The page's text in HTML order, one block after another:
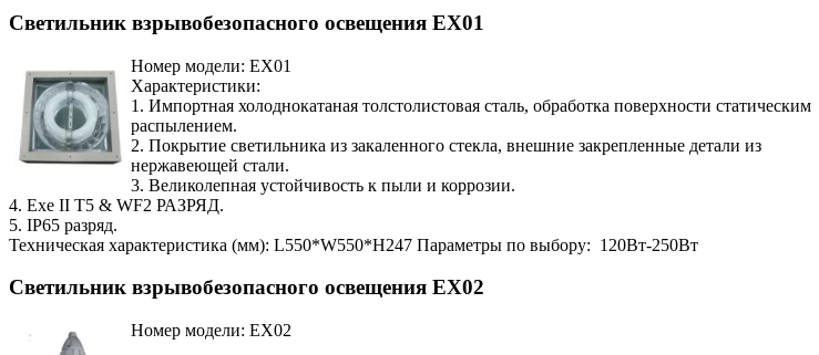
Светильник взрывобезопасного освещения EX01
Номер модели: EX01
Характеристики:
1. Импортная холоднокатаная толстолистовая сталь, обработка поверхности статическим
распылением.
2. Покрытие светильника из закаленного стекла, внешние закрепленные детали из
нержавеющей стали.
3. Великолепная устойчивость к пыли и коррозии.
4. Exe II T5 & WF2 РАЗРЯД.
5. IP65 разряд.
Техническая характеристика (мм): L550*W550*H247 Параметры по выбору: 120Вт-250Вт
Светильник взрывобезопасного освещения EX02
Номер модели: EX02